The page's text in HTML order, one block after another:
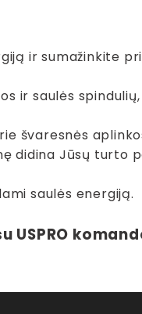
ir sumažinkite
ir saulės
švaresnės
didina Jūsų turto
saulės energiją.